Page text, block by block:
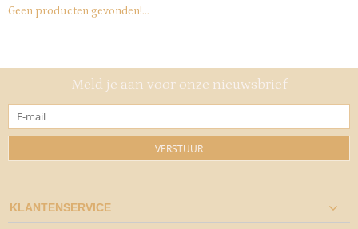
Geen producten gevonden!...
Meld je aan voor onze nieuwsbrief
VERSTUUR
KLANTENSERVICE